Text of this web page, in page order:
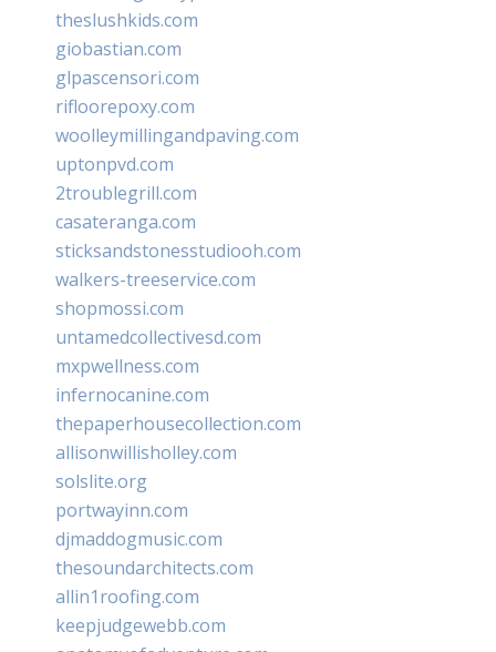
theslushkids.com
giobastian.com
glpascensori.com
rifloorepoxy.com
woolleymillingandpaving.com
uptonpvd.com
2troublegrill.com
casateranga.com
sticksandstonesstudiooh.com
walkers-treeservice.com
shopmossi.com
untamedcollectivesd.com
mxpwellness.com
infernocanine.com
thepaperhousecollection.com
allisonwillisholley.com
solslite.org
portwayinn.com
djmaddogmusic.com
thesoundarchitects.com
allin1roofing.com
keepjudgewebb.com